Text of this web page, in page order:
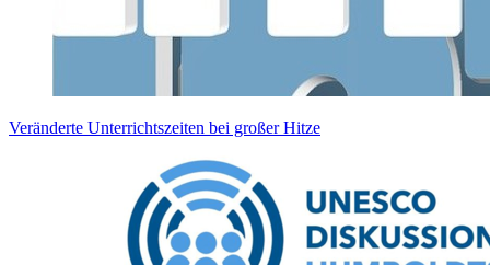
Veränderte Unterrichtszeiten bei großer Hitze